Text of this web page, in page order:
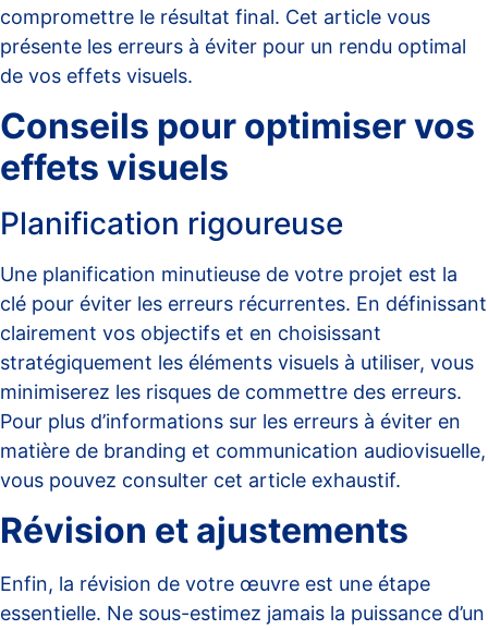
compromettre le résultat final. Cet article vous
présente les erreurs à éviter pour un rendu optimal
de vos effets visuels.
Conseils pour optimiser vos
effets visuels
Planification rigoureuse
Une planification minutieuse de votre projet est la
clé pour éviter les erreurs récurrentes. En définissant
clairement vos objectifs et en choisissant
stratégiquement les éléments visuels à utiliser, vous
minimiserez les risques de commettre des erreurs.
Pour plus d’informations sur les erreurs à éviter en
matière de branding et communication audiovisuelle,
vous pouvez consulter cet article exhaustif.
Révision et ajustements
Enfin, la révision de votre œuvre est une étape
essentielle. Ne sous-estimez jamais la puissance d’un